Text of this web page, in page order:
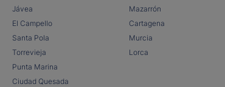
Jávea
El Campello
Santa Pola
Torrevieja
Punta Marina
Ciudad Quesada
Mazarrón
Cartagena
Murcia
Lorca